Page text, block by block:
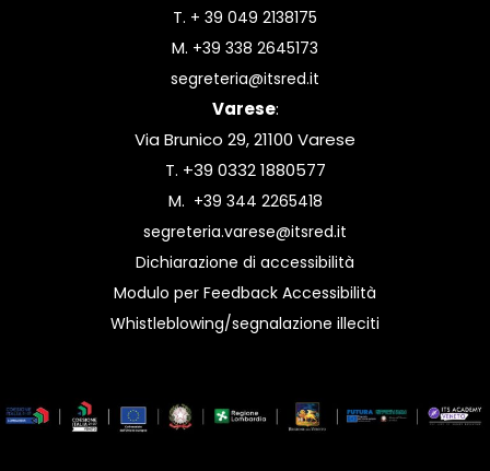
T. + 39 049 2138175
M. +39 338 2645173
segreteria@itsred.it
Varese:
Via Brunico 29, 21100 Varese
T. +39 0332 1880577
M. +39 344 2265418
segreteria.varese@itsred.it
Dichiarazione di accessibilità
Modulo per Feedback Accessibilità
Whistleblowing/segnalazione illeciti